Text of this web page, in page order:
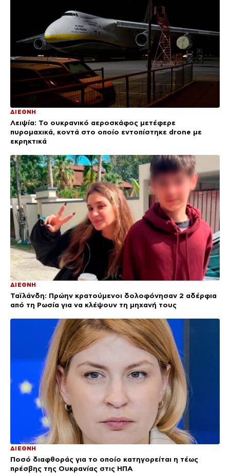
ΔΙΕΘΝΗ
Λειψία: Το ουκρανικό αεροσκάφος μετέφερε
πυρομαχικά, κοντά στο οποίο εντοπίστηκε drone με
εκρηκτικά
ΔΙΕΘΝΗ
Ταϊλάνδη: Πρώην κρατούμενοι δολοφόνησαν 2 αδέρφια
από τη Ρωσία για να κλέψουν τη μηχανή τους
ΔΙΕΘΝΗ
Ποσό διαφθοράς για το οποίο κατηγορείται η τέως
πρέσβης της Ουκρανίας στις ΗΠΑ